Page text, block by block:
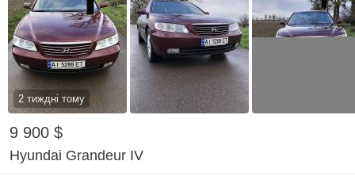
2 тиждні тому
9 900 $
Hyundai Grandeur IV